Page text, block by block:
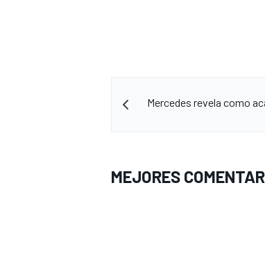
Mercedes revela como
MEJORES